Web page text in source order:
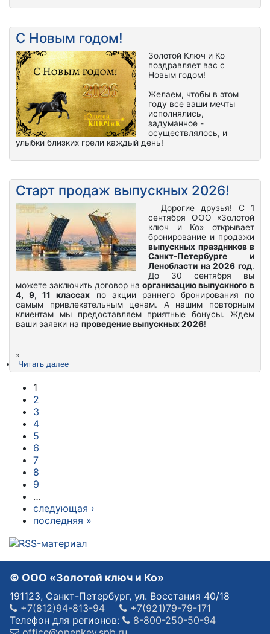
С Новым годом!
Золотой Ключ и Ко
поздравляет вас с
Новым годом!
Желаем, чтобы в этом
году все ваши мечты
исполнялись,
задуманное -
осуществлялось, и
улыбки близких грели каждый день!
Старт продаж выпускных 2026!
Дорогие друзья! С 1
сентября ООО «Золотой
ключ и Ко» открывает
бронирование и продажи
выпускных праздников в
Санкт-Петербурге и
Ленобласти на 2026 год.
До 30 сентября вы
можете заключить договор на организацию выпускного в
4, 9, 11 классах по акции раннего бронирования по
самым привлекательным ценам. А нашим повторным
клиентам мы предоставляем приятные бонусы. Ждем
ваши заявки на проведение выпускных 2026!
»
Читать далее
1
2
3
4
5
6
7
8
9
…
следующая ›
последняя »
© OOO «Золотой ключ и Ко»
191123, Санкт-Петербург, ул. Восстания 40/18
+7(812)94-813-94
+7(921)79-79-171
Телефон для регионов:
8-800-250-50-94